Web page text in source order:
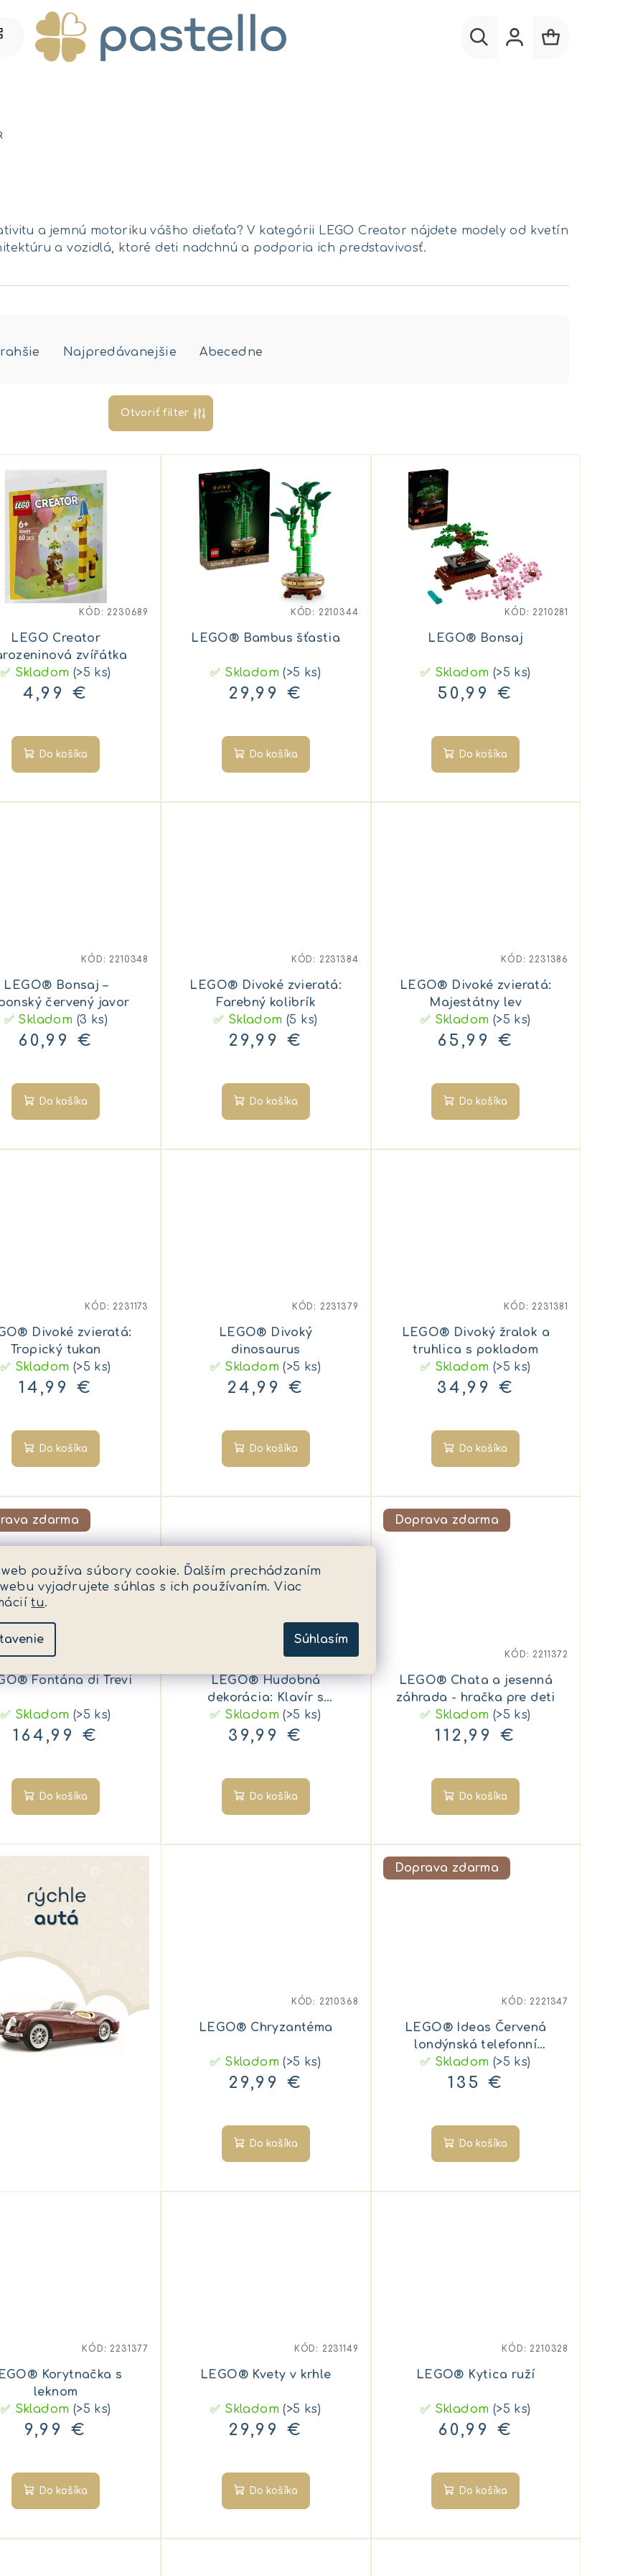
web používa súbory cookie. Ďalším prechádzaním
vyjadrujete súhlas s ich používaním. Viac
tu.
Súhlasím
a jemnú motoriku vášho dieťaťa? V kategórii LEGO Creator nájdete modely od kvetín
a vozidlá, ktoré deti nadchnú a podporia ich predstavivosť.
Najpredávanejšie Abecedne
Otvoriť filter
LEGO Creator
zvířátka
✅ Skladom (>5 ks)
4,99 €
Do košíka
KÓD: 2230689
LEGO® Bambus šťastia
✅ Skladom(>5 ks)
29,99 €
Do košíka
KÓD: 2210344
LEGO® Bonsaj
✅ Skladom (>5 ks)
50,99 €
Do košíka
KÓD: 2210281
LEGO® Bonsaj –
červený javor
✅ Skladom (3 ks)
60,99 €
Do košíka
KÓD: 2210348
LEGO® Divoké zvieratá:
Farebný kolibrík
✅ Skladom(5 ks)
29,99 €
Do košíka
KÓD: 2231384
LEGO® Divoké zvieratá:
Majestátny lev
✅ Skladom (>5 ks)
65,99 €
Do košíka
KÓD: 2231386
Divoké zvieratá:
Tropický tukan
✅ Skladom (>5 ks)
14,99 €
Do košíka
KÓD: 2231173
LEGO® Divoký
dinosaurus
✅ Skladom(>5 ks)
24,99 €
Do košíka
KÓD: 2231379
LEGO® Divoký žralok a
truhlica s pokladom
✅ Skladom (>5 ks)
34,99 €
Do košíka
KÓD: 2231381
zdarma
Fontána di Trevi
✅ Skladom (>5 ks)
164,99 €
Do košíka
LEGO® Hudobná
dekorácia: Klavír s
mačkou
✅ Skladom(>5 ks)
39,99 €
Do košíka
2231392
Doprava zdarma
LEGO® Chata a jesenná
záhrada - hračka pre deti
✅ Skladom (>5 ks)
112,99 €
Do košíka
KÓD: 2211372
LEGO® Chryzantéma
✅ Skladom(>5 ks)
29,99 €
Do košíka
KÓD: 2210368
Doprava zdarma
LEGO® Ideas Červená
londýnská telefonní
budka
✅ Skladom (>5 ks)
135 €
Do košíka
KÓD: 2221347
Korytnačka s
leknom
✅ Skladom (>5 ks)
9,99 €
Do košíka
KÓD: 2231377
LEGO® Kvety v krhle
✅ Skladom(>5 ks)
29,99 €
Do košíka
KÓD: 2231149
LEGO® Kytica ruží
✅ Skladom (>5 ks)
60,99 €
Do košíka
KÓD: 2210328